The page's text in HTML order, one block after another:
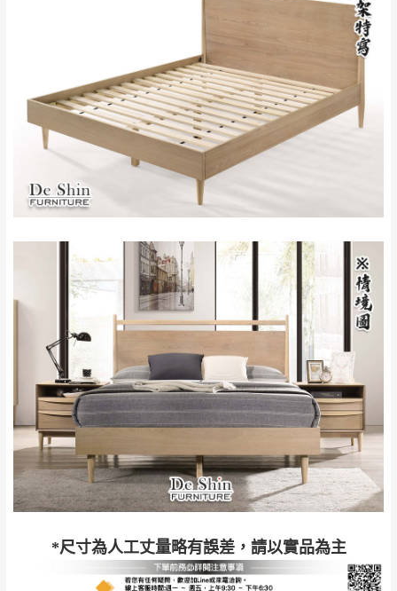
*尺寸為人工丈量略有誤差，請以實品為主
$ 9,000以下：
NT$500元
＊A108產品另收運費
卓蘭鎮、三灣、通
霄山區、西湖、泰
安鄉、大湖鄉、頭
屋、獅潭鄉
配送天數：5~14天
到貨時間：指定送貨日當天以電話聯絡確認
台北市、新北市地區固定每周(三)、(日)兩天收送貨
暫無配送地區
彰化、南投、雲林、嘉義、台南、高
雄、屏東、宜蘭、 花蓮、台東、金門、馬祖、澎湖地區
（可於LINE線上詢問 →@dershin）
加收說明
發票寄送：
若您選擇三聯式或索取兩聯式發票，發票將於商品
完成出貨15個工作天另行寄出，另外約加上2~7個
工作天內送達，如遇國定假日將順延寄送。
退換貨說明：
公司客服人員，我們將為您更換新品，運費
皆由本站負責，所有退回及換貨之商品必須
是全新狀態且完整包裝，床墊、床包、枕頭
類產品需為未拆封狀態(請保持商品、附件、
包裝、廠商紙及所有附隨文件或資料之完整
性)，若未依照上述方式處理，恕無法接受退
貨。
由於透過電腦螢幕選購商品，可能會因個人
電腦螢幕的設定色差或解析度等因素， 與實
際商品的顏色、質感稍有不同，如因此而需
退換貨，需自付來回運費及人資成本，請您
訂購前詳加確認。(包含商品尺寸是否合適)。
丈量，難免會有些許誤差值(約正負0.5CM)
詳細尺寸以實品為主。